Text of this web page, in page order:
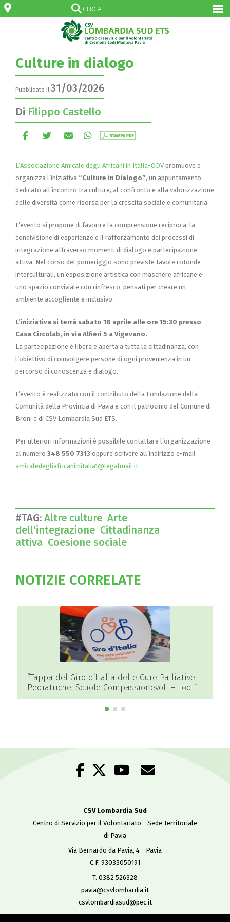
Culture in dialogo
Pubblicato il 31/03/2026
Di Filippo Castello
L’Associazione Amicale degli Africani in Italia-ODV promuove e
organizza l’iniziativa “Culture in Dialogo”, un appuntamento
dedicato all’incontro tra culture, al confronto e alla valorizzazione
delle diversità come risorsa per la crescita sociale e comunitaria.
L’evento si propone di favorire la comprensione reciproca, la
condivisione di esperienze e il rafforzamento dei processi di
integrazione attraverso momenti di dialogo e partecipazione
attiva. Nel corso del pomeriggio sono previste tavole rotonde
interculturali, un’esposizione artistica con maschere africane e
uno spazio conviviale con rinfresco, pensati per creare un
ambiente accogliente e inclusivo.
L’iniziativa si terrà sabato 18 aprile alle ore 15:30 presso
Casa Circolab, in via Alfieri 5 a Vigevano.
La partecipazione è libera e aperta a tutta la cittadinanza, con
l’obiettivo di coinvolgere persone di ogni provenienza in un
percorso di conoscenza e dialogo.
L’evento è realizzato con il contributo della Fondazione della
Comunità della Provincia di Pavia e con il patrocinio del Comune di
Broni e di CSV Lombardia Sud ETS.
Per ulteriori informazioni è possibile contattare l’organizzazione
al numero 348 550 7313 oppure scrivere all’indirizzo e-mail
amicaledegliafricaniinitalia1@legalmail.it.
#TAG: Altre culture Arte
dell'integrazione Cittadinanza
attiva Coesione sociale
NOTIZIE CORRELATE
“Tappa del Giro d’Italia delle Cure Palliative
Pediatriche. Scuole Compassionevoli – Lodi”.
CSV Lombardia Sud
Centro di Servizio per il Volontariato - Sede Territoriale
di Pavia
Via Bernardo da Pavia, 4 - Pavia
C.F. 93033050191
T. 0382 526328
pavia@csvlombardia.it
csvlombardiasud@pec.it